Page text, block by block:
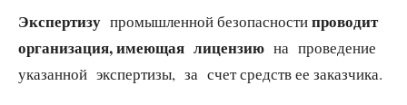
Экспертизу промышленной безопасностипроводит
организация, имеющая лицензию на проведение
указанной экспертизы, за счет средств ее заказчика.